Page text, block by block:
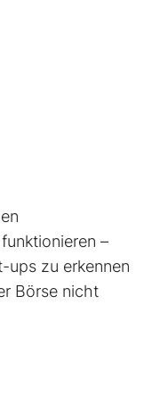
–
ups zu erkennen
Börse nicht